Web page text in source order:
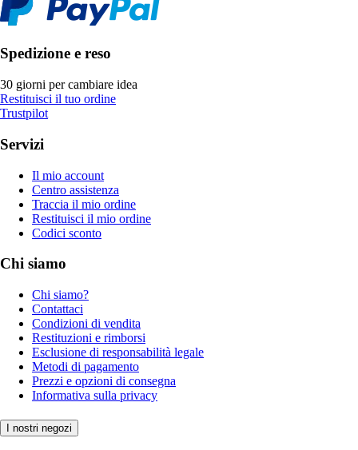
Spedizione e reso
30 giorni per cambiare idea
Restituisci il tuo ordine
Trustpilot
Servizi
Il mio account
Centro assistenza
Traccia il mio ordine
Restituisci il mio ordine
Codici sconto
Chi siamo
Chi siamo?
Contattaci
Condizioni di vendita
Restituzioni e rimborsi
Esclusione di responsabilità legale
Metodi di pagamento
Prezzi e opzioni di consegna
Informativa sulla privacy
I nostri negozi